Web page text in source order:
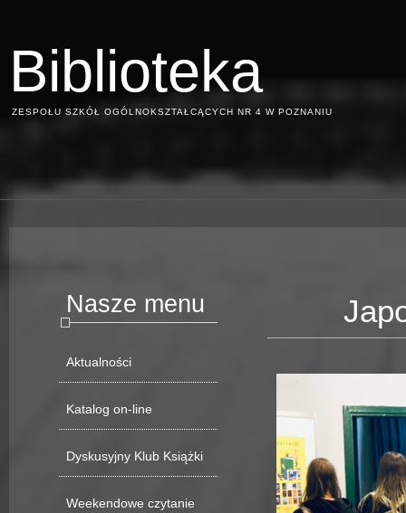
Biblioteka
ZESPOŁU SZKÓŁ OGÓLNOKSZTAŁCĄCYCH NR 4 W POZNANIU
Nasze menu
Aktualności
Katalog on-line
Dyskusyjny Klub Książki
Weekendowe czytanie